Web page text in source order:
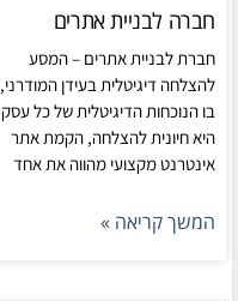
חברה לבניית אתרים
חברת לבניית אתרים – המסע
להצלחה דיגיטלית בעידן המודרני,
בו הנוכחות הדיגיטלית של כל עסק
היא חיונית להצלחה, הקמת אתר
אינטרנט מקצועי מהווה את אחד
המשך קריאה »